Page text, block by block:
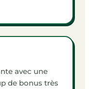
avec une
de bonus très